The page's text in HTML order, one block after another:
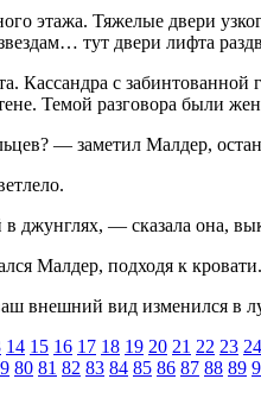
этажа. Тяжелые двери
тут двери лифта
Кассандра с
Темой разговора были
— заметил Малдер,
джунглях, — сказала она,
Малдер, подходя к кровати.
внешний вид изменился в
14 15 16 17 18 19 20 21 22 23 24
80 81 82 83 84 85 86 87 88 89